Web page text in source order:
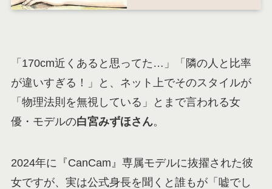
「170cm近くあると思ってた…」「隣の人と比率
が違いすぎる！」と、ネット上でそのスタイルが
「物理法則を無視している」とまで言われる女
優・モデルの白宮みずほさん。
2024年に『CanCam』専属モデルに抜擢された彼
女ですが、実は公式身長を聞くと誰もが「嘘でし